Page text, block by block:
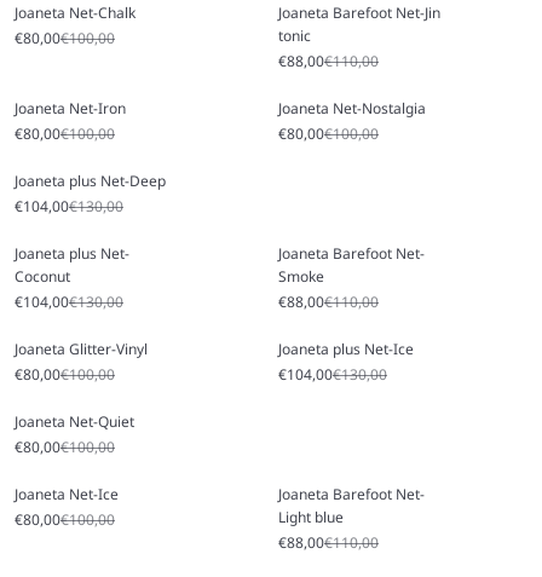
Joaneta Net-Chalk
Prezzo scontato
€80,00Prezzo
€100,00
Joaneta Barefoot Net-Jin
tonic
Prezzo scontato
€88,00Prezzo
€110,00
Joaneta Net-Iron
Prezzo scontato
€80,00Prezzo
€100,00
Joaneta Net-Nostalgia
Prezzo scontato
€80,00Prezzo
€100,00
Joaneta plus Net-Deep
Prezzo scontato
€104,00Prezzo
€130,00
Joaneta plus Net-
Coconut
Prezzo scontato
€104,00Prezzo
€130,00
Joaneta Barefoot Net-
Smoke
Prezzo scontato
€88,00Prezzo
€110,00
Joaneta Glitter-Vinyl
Prezzo scontato
€80,00Prezzo
€100,00
Joaneta plus Net-Ice
Prezzo scontato
€104,00Prezzo
€130,00
Joaneta Net-Quiet
Prezzo scontato
€80,00Prezzo
€100,00
Joaneta Net-Ice
Prezzo scontato
€80,00Prezzo
€100,00
Joaneta Barefoot Net-
Light blue
Prezzo scontato
€88,00Prezzo
€110,00